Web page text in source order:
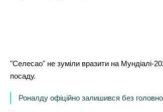
"Селесао" не зуміли вразити на Мундіалі-
посаду.
Роналду офіційно залишився без